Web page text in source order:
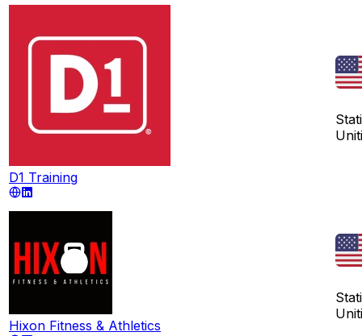
D1 Training
Stati
Uniti
Hixon Fitness & Athletics
Stati
Uniti